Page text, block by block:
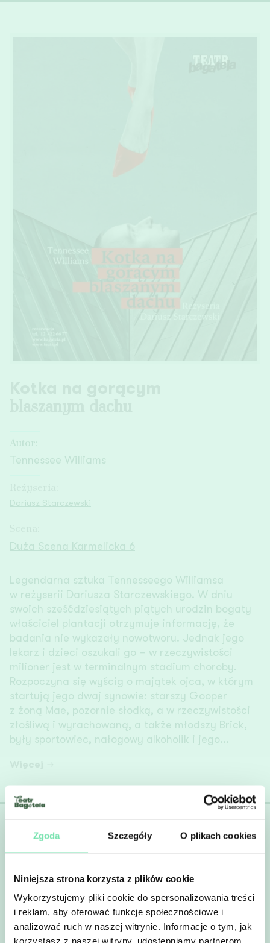
Zgoda Szczegóły O plikach cookies
Niniejsza strona korzysta z plików cookie
Wykorzystujemy pliki cookie do spersonalizowania treści
i reklam, aby oferować funkcje społecznościowe i
analizować ruch w naszej witrynie. Informacje o tym, jak
korzystasz z naszej witryny, udostępniamy partnerom
Autor:
Tennessee Williams
Dariusz Starczewski
Duża Scena Karmelicka 6
Legendarna sztuka Tennesseego Williamsa
w reżyserii Dariusza Starczewskiego. W dniu
swoich sześćdziesiątych piątych urodzin bogaty
właściciel plantacji otrzymuje informację, że
badania nie wykazały nowotworu. Jednak jego
lekarz i dzieci oszukali go – w rzeczywistości
milioner jest w terminalnym stadium choroby.
Rozpoczyna się wyścig o majątek ojca, w którym
startują jego dwaj synowie: starszy Gooper
z żoną Mae, pozornie słodką, a w rzeczywistości
złośliwą i wyrachowaną, a także młodszy Brick,
były sportowiec, nałogowy alkoholik i jego...
Newsletter
Zapisz się do newslettera​